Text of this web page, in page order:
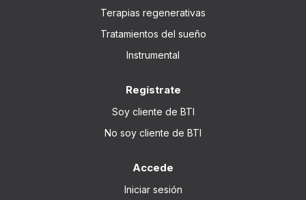
Terapias regenerativas
Tratamientos del sueño
Instrumental
Regístrate
Soy cliente de BTI
No soy cliente de BTI
Accede
Iniciar sesión